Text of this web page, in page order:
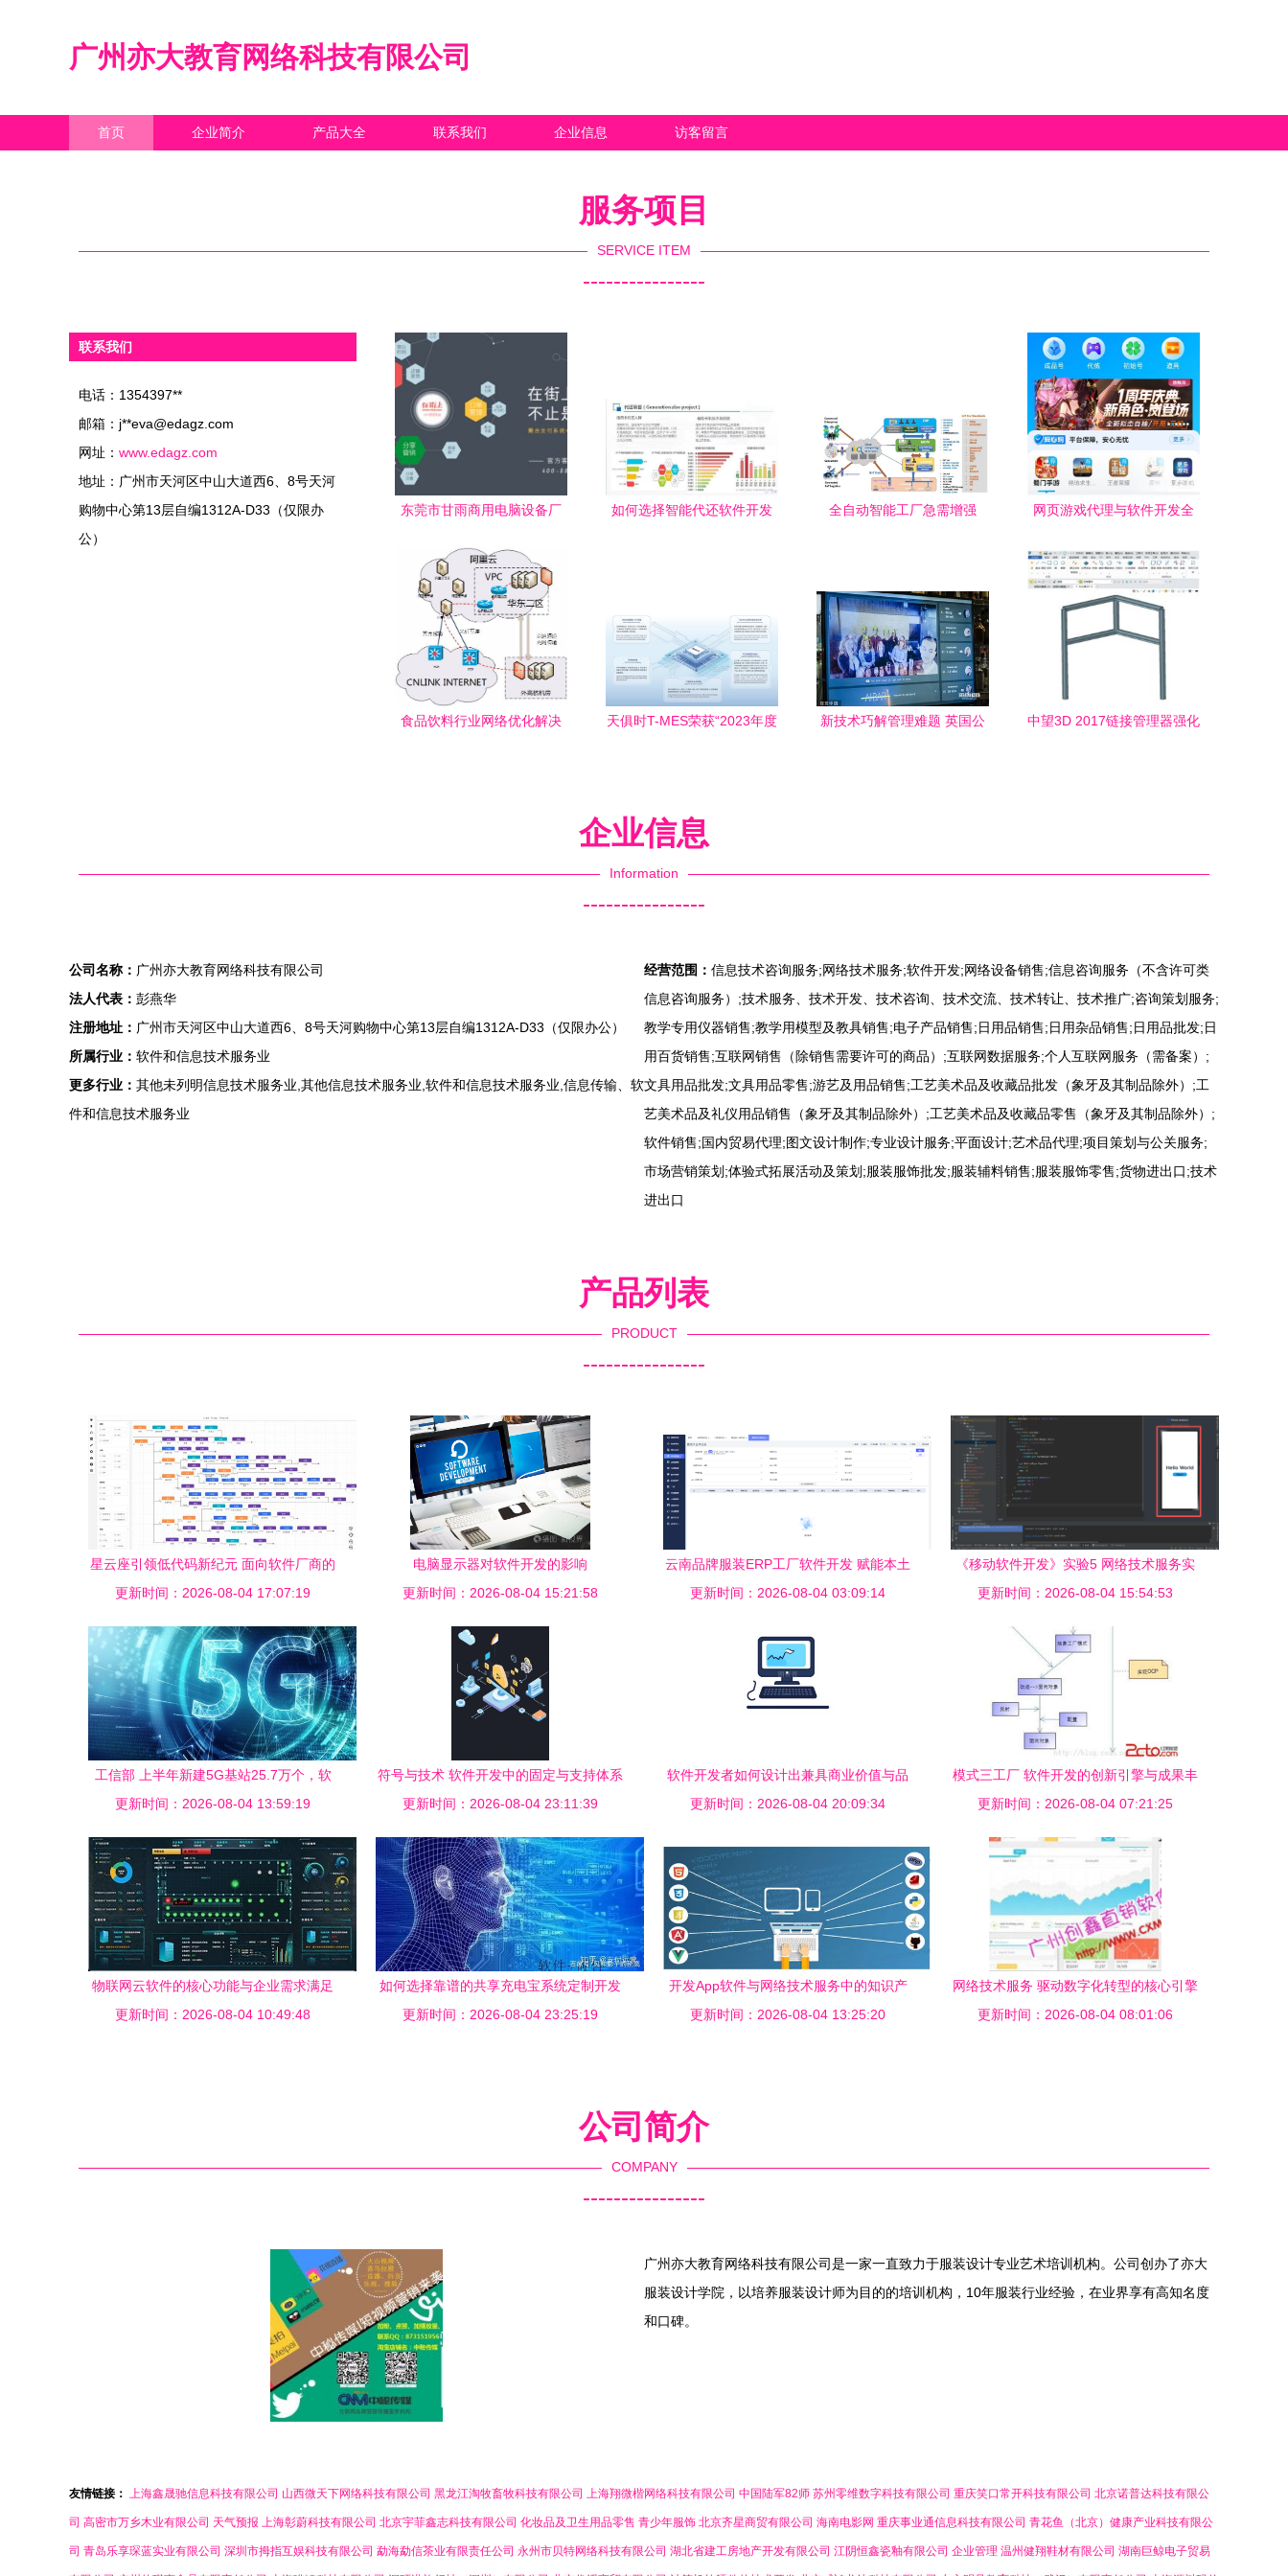
广州亦大教育网络科技有限公司
首页 企业简介 产品大全 联系我们 企业信息 访客留言
服务项目
SERVICE ITEM
----------------
联系我们
电话：1354397**
邮箱：j**eva@edagz.com
网址： www.edagz.com
地址：广州市天河区中山大道西6、8号天河
购物中心第13层自编1312A-D33（仅限办
公）
东莞市甘雨商用电脑设备厂
pos设备 收
如何选择智能代还软件开发
全自动智能工厂急需增强
网页游戏代理与软件开发全
食品饮料行业网络优化解决
天俱时T-MES荣获“2023年度
新技术巧解管理难题 英国公
中望3D 2017链接管理器强化
企业信息
Information
----------------
公司名称： 广州亦大教育网络科技有限公司
法人代表： 彭燕华
注册地址： 广州市天河区中山大道西6、8号天河购物中心第13层自编1312A-D33（仅限办公）
所属行业： 软件和信息技术服务业
更多行业： 其他未列明信息技术服务业,其他信息技术服务业,软件和信息技术服务业,信息传输、软
件和信息技术服务业
经营范围： 信息技术咨询服务;网络技术服务;软件开发;网络设备销售;信息咨询服务（不含许可类
信息咨询服务）;技术服务、技术开发、技术咨询、技术交流、技术转让、技术推广;咨询策划服务;
教学专用仪器销售;教学用模型及教具销售;电子产品销售;日用品销售;日用杂品销售;日用品批发;日
用百货销售;互联网销售（除销售需要许可的商品）;互联网数据服务;个人互联网服务（需备案）;
文具用品批发;文具用品零售;游艺及用品销售;工艺美术品及收藏品批发（象牙及其制品除外）;工
艺美术品及礼仪用品销售（象牙及其制品除外）;工艺美术品及收藏品零售（象牙及其制品除外）;
软件销售;国内贸易代理;图文设计制作;专业设计服务;平面设计;艺术品代理;项目策划与公关服务;
市场营销策划;体验式拓展活动及策划;服装服饰批发;服装辅料销售;服装服饰零售;货物进出口;技术
进出口
产品列表
PRODUCT
----------------
星云座引领低代码新纪元 面向软件厂商的
跨行业解决方案与全网技术赋能
更新时间：2026-08-04 17:07:19
电脑显示器对软件开发的影响
更新时间：2026-08-04 15:21:58
云南品牌服装ERP工厂软件开发 赋能本土
产业数字化升级
更新时间：2026-08-04 03:09:14
《移动软件开发》实验5 网络技术服务实
践报告
更新时间：2026-08-04 15:54:53
工信部 上半年新建5G基站25.7万个，软
件行业营收同比增长显著
更新时间：2026-08-04 13:59:19
符号与技术 软件开发中的固定与支持体系
更新时间：2026-08-04 23:11:39
软件开发者如何设计出兼具商业价值与品
牌基因的图标
更新时间：2026-08-04 20:09:34
模式三工厂 软件开发的创新引擎与成果丰
收
更新时间：2026-08-04 07:21:25
物联网云软件的核心功能与企业需求满足
之道
更新时间：2026-08-04 10:49:48
如何选择靠谱的共享充电宝系统定制开发
服务商
更新时间：2026-08-04 23:25:19
开发App软件与网络技术服务中的知识产
权保护 构筑数字创新的护城河
更新时间：2026-08-04 13:25:20
网络技术服务 驱动数字化转型的核心引擎
更新时间：2026-08-04 08:01:06
公司简介
COMPANY
----------------
广州亦大教育网络科技有限公司是一家一直致力于服装设计专业艺术培训机构。公司创办了亦大
服装设计学院，以培养服装设计师为目的的培训机构，10年服装行业经验，在业界享有高知名度
和口碑。
友情链接： 上海鑫晟驰信息科技有限公司 山西微天下网络科技有限公司 黑龙江淘牧畜牧科技有限公司 上海翔微楷网络科技有限公司 中国陆军82师 苏州零维数字科技有限公司 重庆笑口常开科技有限公司 北京诺普达科技有限公
司 高密市万乡木业有限公司 天气预报 上海彰蔚科技有限公司 北京宇菲鑫志科技有限公司 化妆品及卫生用品零售 青少年服饰 北京齐星商贸有限公司 海南电影网 重庆事业通信息科技有限公司 青花鱼（北京）健康产业科技有限公
司 青岛乐享琛蓝实业有限公司 深圳市拇指互娱科技有限公司 勐海勐信茶业有限责任公司 永州市贝特网络科技有限公司 湖北省建工房地产开发有限公司 江阴恒鑫瓷釉有限公司 企业管理 温州健翔鞋材有限公司 湖南巨鲸电子贸易